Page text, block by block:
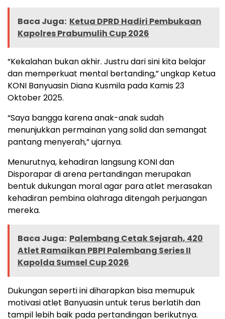
Baca Juga: Ketua DPRD Hadiri Pembukaan
Kapolres Prabumulih Cup 2026
“Kekalahan bukan akhir. Justru dari sini kita belajar
dan memperkuat mental bertanding,” ungkap Ketua
KONI Banyuasin Diana Kusmila pada Kamis 23
Oktober 2025.
“Saya bangga karena anak-anak sudah
menunjukkan permainan yang solid dan semangat
pantang menyerah,” ujarnya.
Menurutnya, kehadiran langsung KONI dan
Disporapar di arena pertandingan merupakan
bentuk dukungan moral agar para atlet merasakan
kehadiran pembina olahraga ditengah perjuangan
mereka.
Baca Juga: Palembang Cetak Sejarah, 420
Atlet Ramaikan PBPI Palembang Series II
Kapolda Sumsel Cup 2026
Dukungan seperti ini diharapkan bisa memupuk
motivasi atlet Banyuasin untuk terus berlatih dan
tampil lebih baik pada pertandingan berikutnya.